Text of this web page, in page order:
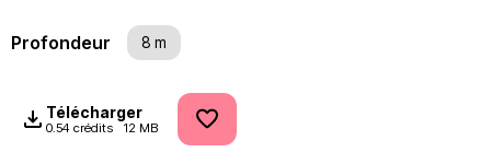
Profondeur 8 m
Télécharger
0.54 crédits 12 MB